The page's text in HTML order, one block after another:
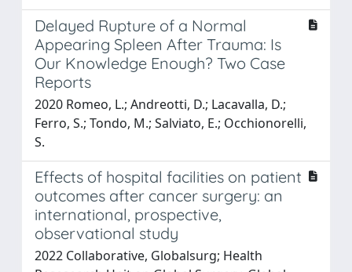
Delayed Rupture of a Normal
Appearing Spleen After Trauma: Is
Our Knowledge Enough? Two Case
Reports
2020 Romeo, L.; Andreotti, D.; Lacavalla, D.;
Ferro, S.; Tondo, M.; Salviato, E.; Occhionorelli,
S.
Effects of hospital facilities on patient
outcomes after cancer surgery: an
international, prospective,
observational study
2022 Collaborative, Globalsurg; Health